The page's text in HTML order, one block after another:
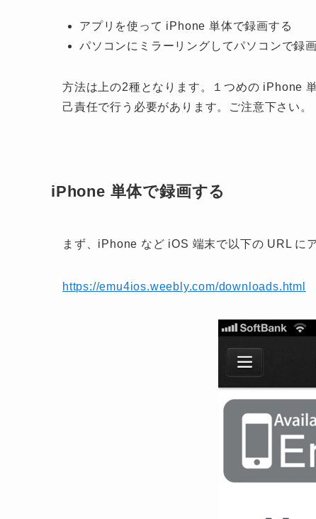
アプリを使って iPhone 単体で録画する
パソコンにミラーリングしてパソコンで録
方法は上の2種となります。１つめの iPhone
己責任で行う必要があります。ご注意下さい。
iPhone 単体で録画する
まず、iPhone など iOS 端末で以下の URL に
https://emu4ios.weebly.com/downloads.html